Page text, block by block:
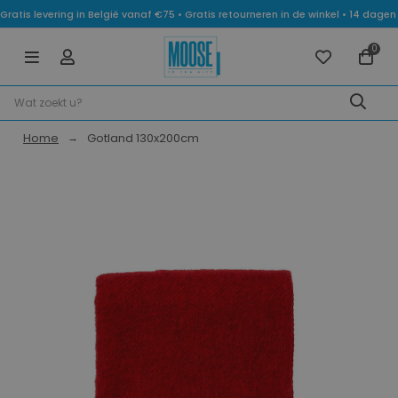
Gratis levering in België vanaf €75 • Gratis retourneren in de winkel • 14
0
Home Gotland 130x200cm